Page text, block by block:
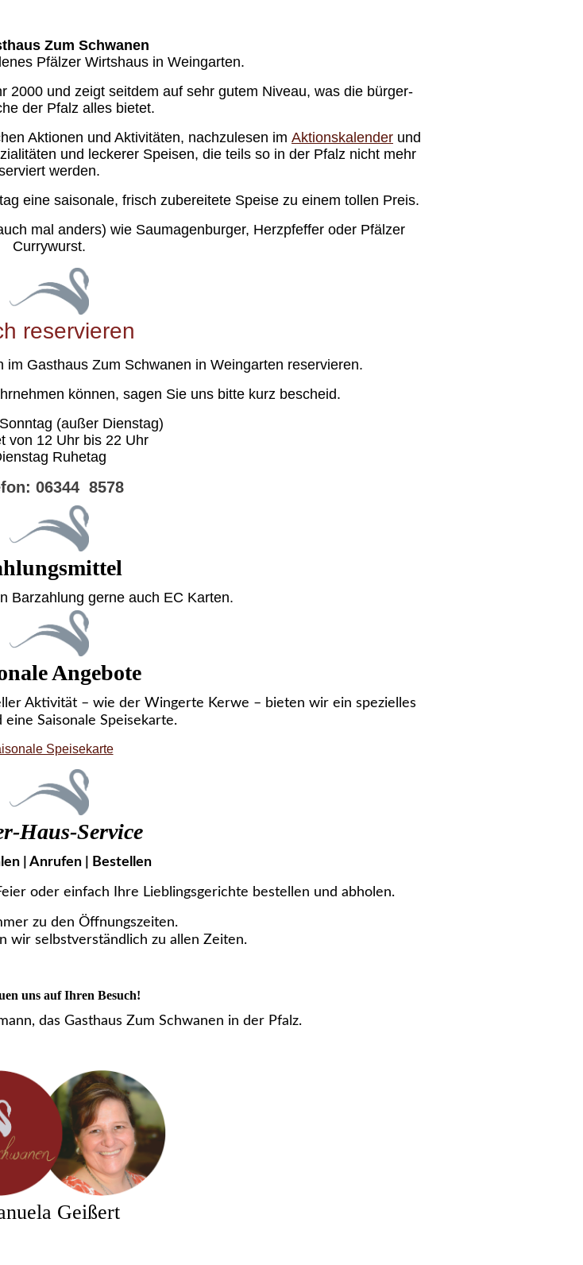
Zum Schwanen
Pfälzer Wirtshaus in Weingarten.
2000 und zeigt seitdem auf sehr gutem Niveau, was die bür­ger­
der Pfalz alles bietet.
Aktionen und Ak­ti­vi­tä­ten, nachzulesen im Aktions­kalender und
und leckerer Speisen, die teils so in der Pfalz nicht mehr
wer­den.
eine saisonale, frisch zubereitete Speise zu einem tollen Preis.
mal anders) wie Saumagenburger, Herzpfeffer oder Pfälzer
Currywurst.
reservieren
im Gasthaus Zum Schwanen in Weingarten reservieren.
können, sagen Sie uns bitte kurz bescheid.
(außer Dienstag)
von 12 Uhr bis 22 Uhr
Ruhetag
06344 8578
Barzahlung gerne auch EC Karten.
Angebote
Aktivität – wie der Wingerte Kerwe – bieten wir ein spezielles
eine Saisonale Speisekarte.
Speisekarte
Haus-Service
| Anrufen | Bestellen
oder einfach Ihre Lieblingsgerichte bestellen und abholen.
zu den Öffnungszeiten.
wir selbstverständlich zu allen Zeiten.
uns auf Ihren Besuch!
das Gasthaus Zum Schwanen in der Pfalz.
Geißert